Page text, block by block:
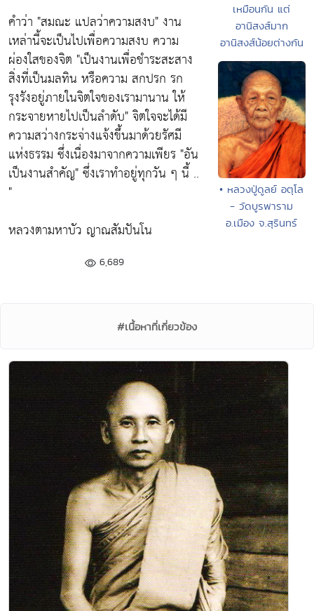
คำว่า "สมณะ แปลว่าความสงบ"งาน
เหล่านี้จะเป็นไปเพื่อความสงบ ความ
ผ่องใสของจิต "เป็นงานเพื่อชำระสะสาง
สิ่งที่เป็นมลทิน หรือความ สกปรก รก
รุงรังอยู่ภายในจิตใจของเรามานาน ให้
กระจายหายไปเป็นลำดับ"จิตใจจะได้มี
ความสว่างกระจ่างแจ้งขึ้นมาด้วยรัศมี
แห่งธรรม ซึ่งเนื่องมาจากความเพียร "อัน
เป็นงานสำคัญ"ซึ่งเราทำอยู่ทุกวัน ๆ นี้ ..
"
หลวงตามหาบัว ญาณสัมปันโน
6,689
เหมือนกัน แต่
อานิสงส์มาก
อานิสงส์น้อยต่างกัน
• หลวงปู่ดูลย์ อตุโล
- วัดบูรพาราม
อ.เมือง จ.สุรินทร์
#เนื้อหาที่เกี่ยวข้อง